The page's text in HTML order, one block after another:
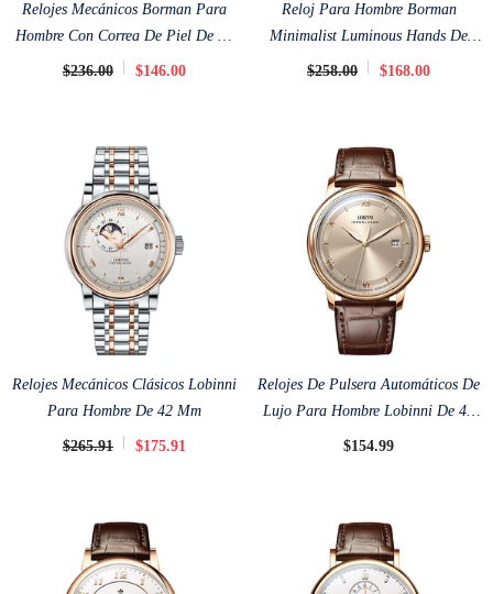
Relojes Mecánicos Borman Para
Hombre Con Correa De Piel De 42
Mm
$236.00 $146.00
Reloj Para Hombre Borman
Minimalist Luminous Hands De
41,5 Mm
$258.00 $168.00
Relojes Mecánicos Clásicos Lobinni
Para Hombre De 42 Mm
$265.91 $175.91
Relojes De Pulsera Automáticos De
Lujo Para Hombre Lobinni De 40
Mm
$154.99